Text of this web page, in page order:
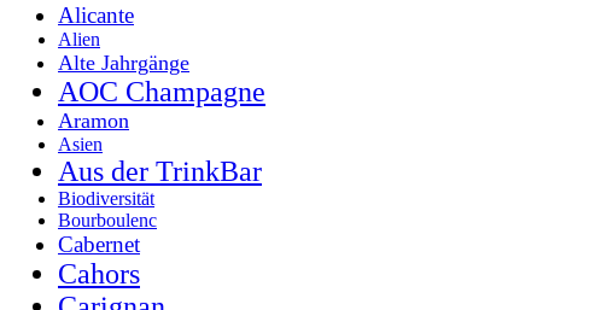
Alicante
Alien
Alte Jahrgänge
AOC Champagne
Aramon
Asien
Aus der TrinkBar
Biodiversität
Bourboulenc
Cabernet
Cahors